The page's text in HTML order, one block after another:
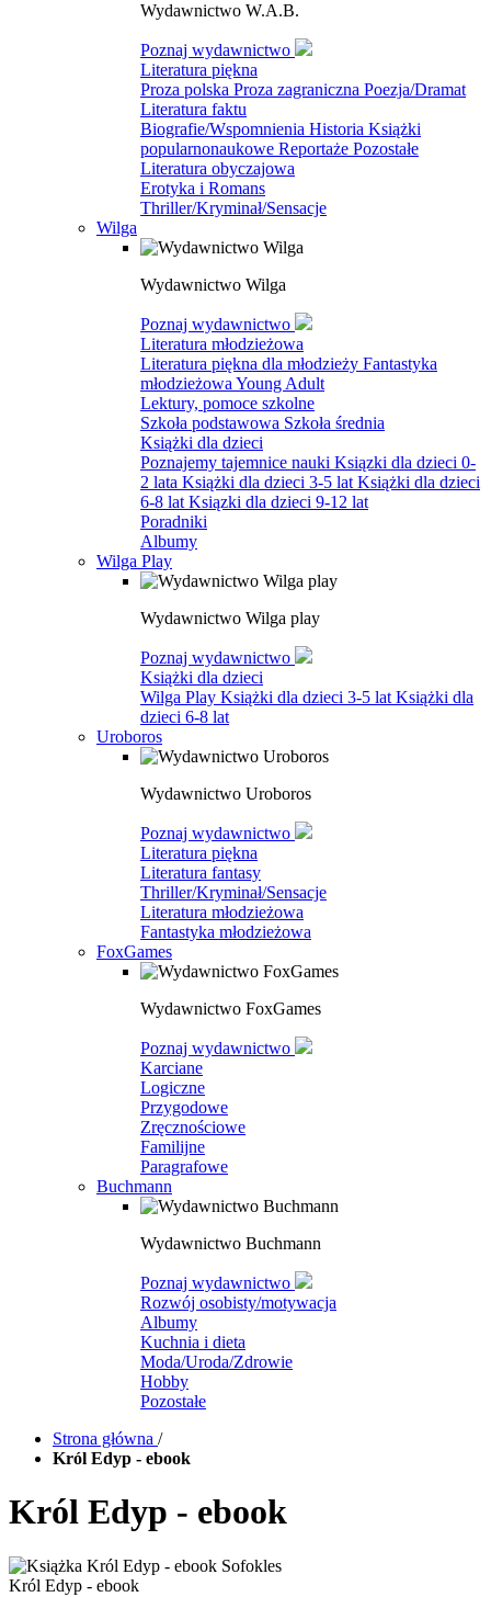
Wydawnictwo W.A.B.
Poznaj wydawnictwo
Literatura piękna
Proza polska Proza zagraniczna Poezja/Dramat
Literatura faktu
Biografie/Wspomnienia Historia Książki
popularnonaukowe Reportaże Pozostałe
Literatura obyczajowa
Erotyka i Romans
Thriller/Kryminał/Sensacje
Wilga
Wydawnictwo Wilga
Poznaj wydawnictwo
Literatura młodzieżowa
Literatura piękna dla młodzieży Fantastyka
młodzieżowa Young Adult
Lektury, pomoce szkolne
Szkoła podstawowa Szkoła średnia
Książki dla dzieci
Poznajemy tajemnice nauki Ksiązki dla dzieci 0-
2 lata Książki dla dzieci 3-5 lat Książki dla dzieci
6-8 lat Ksiązki dla dzieci 9-12 lat
Poradniki
Albumy
Wilga Play
Wydawnictwo Wilga play
Poznaj wydawnictwo
Książki dla dzieci
Wilga Play Książki dla dzieci 3-5 lat Książki dla
dzieci 6-8 lat
Uroboros
Wydawnictwo Uroboros
Poznaj wydawnictwo
Literatura piękna
Literatura fantasy
Thriller/Kryminał/Sensacje
Literatura młodzieżowa
Fantastyka młodzieżowa
FoxGames
Wydawnictwo FoxGames
Poznaj wydawnictwo
Karciane
Logiczne
Przygodowe
Zręcznościowe
Familijne
Paragrafowe
Buchmann
Wydawnictwo Buchmann
Poznaj wydawnictwo
Rozwój osobisty/motywacja
Albumy
Kuchnia i dieta
Moda/Uroda/Zdrowie
Hobby
Pozostałe
Strona główna /
Król Edyp - ebook
Król Edyp - ebook
Król Edyp - ebook